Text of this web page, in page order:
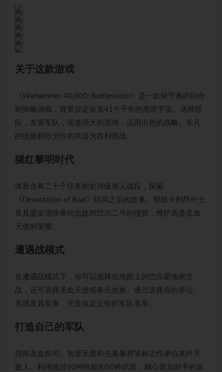
关于这款游戏
《Warhammer 40,000: Battlesector》是一款快节奏的回合
制策略游戏，背景设定在第41个千年的黑暗宇宙。选择部
队，发展军队，派遣强大的英雄，运用出色的战略、非凡
的技能和毁灭性的武器为胜利而战。
猩红黎明时代
体验含有二十个任务的史诗级单人战役，探索
《Devastation of Baal》结局之后的故事。帮助卡利昂中士
及其盟友清除泰伦虫族对巴尔二号的侵扰，维护高贵圣血
天使的荣耀。
遭遇战模式
在遭遇战模式下，你可以选择在地图上的巴尔星地表交
战，还可选择圣血天使或泰伦虫族。通过选择你的单位、
英雄及其装备，完全自定义你的军队名单。
打造自己的军队
指挥圣血祭司、智库无畏和虫巢暴君等标志性单位来歼灭
敌人。利用超过60种技能和50种武器，精心策划对手的血